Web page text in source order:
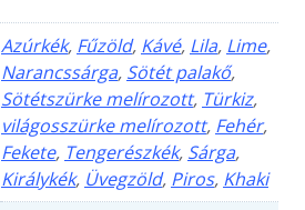
Azúrkék, Fűzöld, Kávé, Lila, Lime,
Narancssárga, Sötét palakő,
Sötétszürke melírozott, Türkiz,
világosszürke melírozott, Fehér,
Fekete, Tengerészkék, Sárga,
Királykék, Üvegzöld, Piros, Khaki